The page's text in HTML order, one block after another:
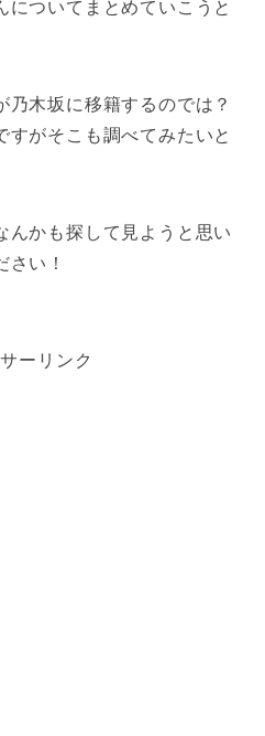
についてまとめていこうと
乃木坂に移籍するのでは？
すがそこも調べてみたいと
んかも探して見ようと思い
さい！
ーリンク